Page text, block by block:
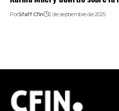
PorSfaff Cfin 2 de septiembre de 2025